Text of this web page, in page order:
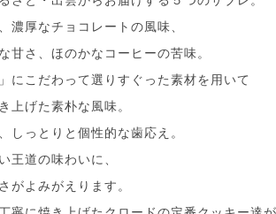
濃厚なチョコレートの風味、
甘さ、ほのかなコーヒーの苦味。
にこだわって選りすぐった素材を用いて
上げた素朴な風味。
しっとりと個性的な歯応え。
王道の味わいに、
がよみがえります。